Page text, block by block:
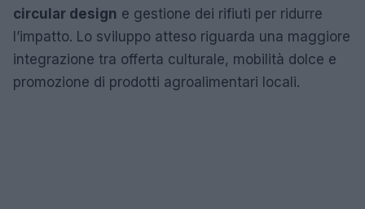
circular design e gestione dei rifiuti per ridurre
l’impatto. Lo sviluppo atteso riguarda una maggiore
integrazione tra offerta culturale, mobilità dolce e
promozione di prodotti agroalimentari locali.